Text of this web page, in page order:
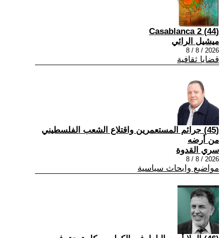
(44) Casablanca 2
ميشيل الرائي
2026 / 8 / 8
قضايا ثقافية
(45) جرائم المستعمرين واقتلاع الشعب الفلسطيني
من أرضه
سري القدوة
2026 / 8 / 8
مواضيع وابحاث سياسية